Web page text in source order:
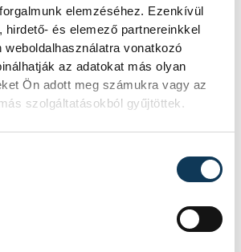
elemzéséhez. Ezenkívül
hirdető- és elemező partnereinkkel
weboldalhasználatra vonatkozó
az adatokat más olyan
Ön adott meg számukra vagy az
szolgáltatásokból gyűjtöttek.